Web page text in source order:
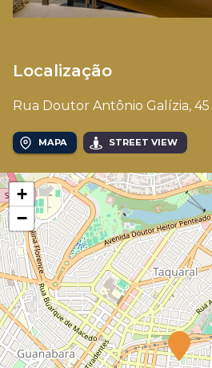
Localização
Rua Doutor Antônio Galízia,
MAPA STREET VIEW
+
−